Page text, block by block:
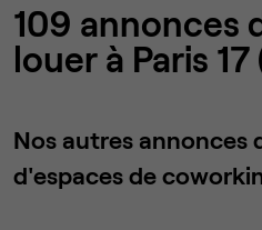
109 annonces
louer à Paris 17
Nos autres annonces
d'espaces de